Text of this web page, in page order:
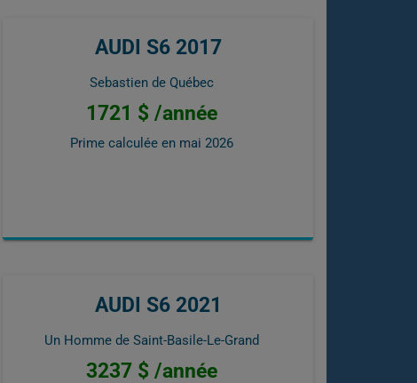
AUDI S6 2017
Sebastien de Québec
1721 $ /année
Prime calculée en mai 2026
AUDI S6 2021
Un Homme de Saint-Basile-Le-Grand
3237 $ /année